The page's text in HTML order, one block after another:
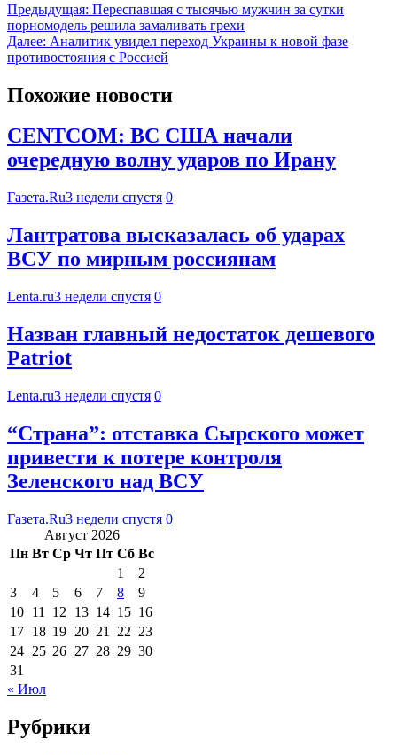
Предыдущая: Переспавшая с тысячью мужчин за сутки
порномодель решила замаливать грехи
Далее: Аналитик увидел переход Украины к новой фазе
противостояния с Россией
Похожие новости
CENTCOM: ВС США начали
очередную волну ударов по Ирану
Газета.Ru3 недели спустя 0
Лантратова высказалась об ударах
ВСУ по мирным россиянам
Lenta.ru3 недели спустя 0
Назван главный недостаток дешевого
Patriot
Lenta.ru3 недели спустя 0
“Страна”: отставка Сырского может
привести к потере контроля
Зеленского над ВСУ
Газета.Ru3 недели спустя 0
Август 2026
Пн Вт Ср Чт Пт Сб Вс
1
2
3
4 5 6 7 8
9
10 11 12 13 14 15 16
17 18 19 20 21 22 23
24 25 26 27 28 29 30
31
« Июл
Рубрики